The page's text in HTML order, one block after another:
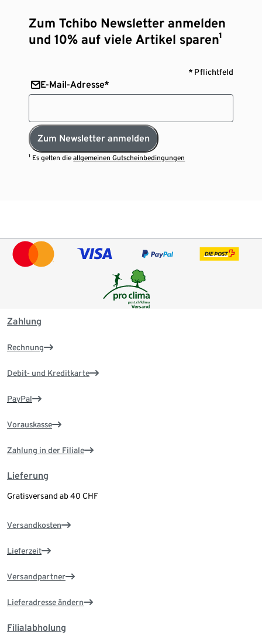
Zum Tchibo Newsletter anmelden
und 10% auf viele Artikel sparen¹
* Pflichtfeld
E-Mail-Adresse*
Zum Newsletter anmelden
¹ Es gelten dieallgemeinen Gutscheinbedingungen
Zahlung
Rechnung
Debit- und Kreditkarte
PayPal
Vorauskasse
Zahlung in der Filiale
Lieferung
Gratisversand ab 40 CHF
Versandkosten
Lieferzeit
Versandpartner
Lieferadresse ändern
Filialabholung